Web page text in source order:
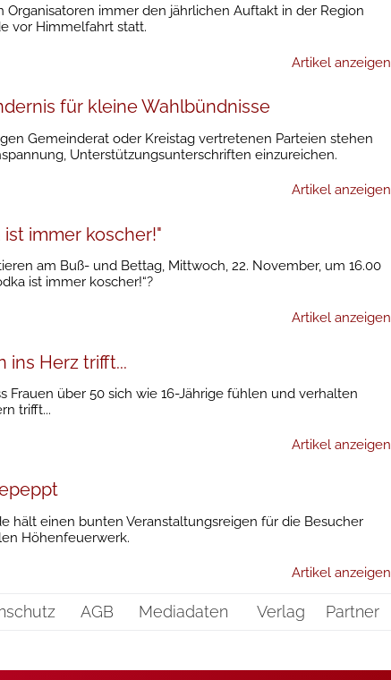
immer den jährlichen Auftakt in der Region
vor Himmelfahrt statt.
Artikel anzeigen
für kleine Wahlbündnisse
Gemeinderat oder Kreistag vertretenen Parteien stehen
Unterstützungsunterschriften einzureichen.
Artikel anzeigen
immer koscher!"
am Buß- und Bettag, Mittwoch, 22. November, um 16.00
ist immer koscher!“?
Artikel anzeigen
ins Herz trifft...
Frauen über 50 sich wie 16-Jährige fühlen und verhalten
trifft...
Artikel anzeigen
hält einen bunten Veranstaltungsreigen für die Besucher
Höhenfeuerwerk.
Artikel anzeigen
AGB Mediadaten Verlag Partner